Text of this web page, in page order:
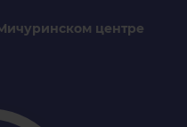
центре